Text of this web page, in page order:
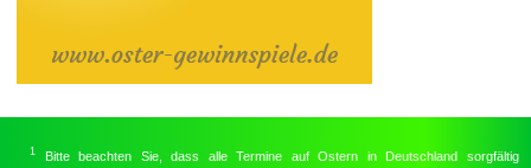
1 Bitte beachten Sie, dass alle Termine auf Ostern in Deutschland sorgfältig